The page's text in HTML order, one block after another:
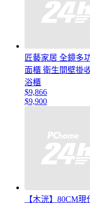
匠藝家居 全鏡多
面櫃 衛生間壁掛
浴櫃
$9,866
$9,900
【木洸】80CM